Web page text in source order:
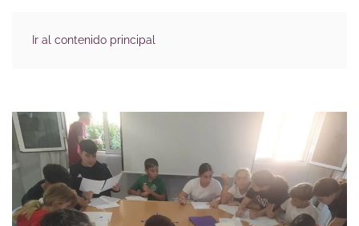
Ir al contenido principal